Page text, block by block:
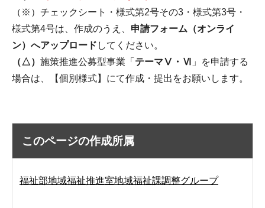
（※）チェックシート・様式第2号その3・様式第3号・
様式第4号は、作成のうえ、 申請フォーム（オンライ
ン）へアップロード してください。
（△） 施策推進公募型事業「 テーマⅤ・Ⅵ 」を申請する
場合は、【個別様式】にて作成・提出をお願いします。
このページの作成所属
福祉部地域福祉推進室地域福祉課調整グループ